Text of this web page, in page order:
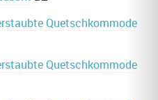
Quetschkommode
Quetschkommode